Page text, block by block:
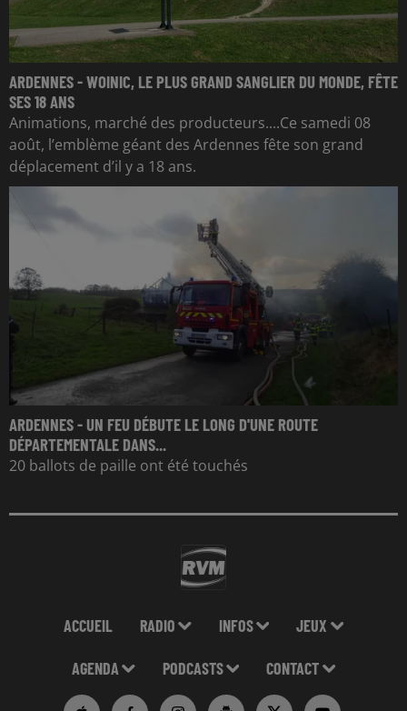
ARDENNES - WOINIC, LE PLUS GRAND SANGLIER DU MONDE, FÊTE
SES 18 ANS
Animations, marché des producteurs....Ce samedi 08
août, l’emblème géant des Ardennes fête son grand
déplacement d’il y a 18 ans.
ARDENNES - UN FEU DÉBUTE LE LONG D'UNE ROUTE
DÉPARTEMENTALE DANS...
20 ballots de paille ont été touchés
ACCUEIL RADIO INFOS JEUX
AGENDA PODCASTS CONTACT